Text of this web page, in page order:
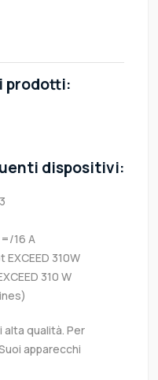
prodotti:
dispositivi:
16 A
EXCEED 310W
310 W
alta qualità. Per
apparecchi